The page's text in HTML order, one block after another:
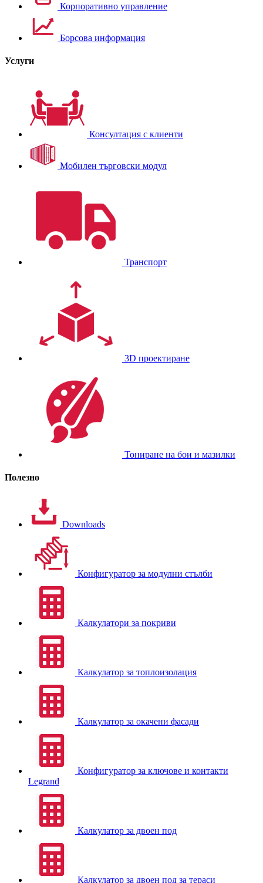
Корпоративно управление
Борсова информация
Услуги
Консултация с клиенти
Мобилен търговски модул
Транспорт
3D проектиране
Тониране на бои и мазилки
Полезно
Downloads
Конфигуратор за модулни стълби
Калкулатори за покриви
Калкулатор за топлоизолация
Калкулатор за окачени фасади
Конфигуратор за ключове и контакти
Legrand
Калкулатор за двоен под
Калкулатор за двоен под за тераси